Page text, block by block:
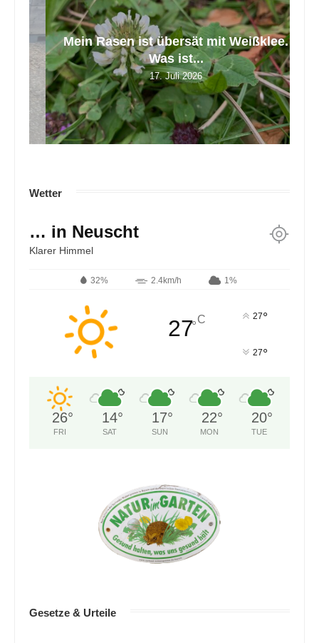
Mein Rasen ist übersät mit Weißklee.
Was ist...
17. Juli 2026
Wetter
… in Neuscht
Klarer Himmel
32% 2.4km/h 1%
27°C 27°
27°
26°
FRI
14°
SAT
17°
SUN
22°
MON
20°
TUE
Gesetze & Urteile